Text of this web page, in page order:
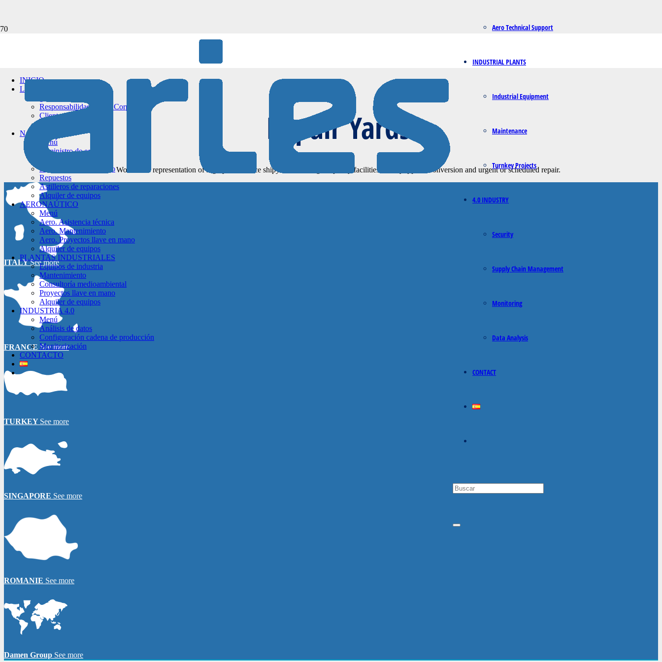
Aero Technical Support
INDUSTRIAL PLANTS
Industrial Equipment
Maintenance
Turnkey Projects
4.0 INDUSTRY
Security
Supply Chain Management
Monitoring
Data Analysis
CONTACT
INICIO
LA EMPRESA
Responsabilidad Social Corporativa
Clientes
NAVAL
Menú
Suministro de equipos
Proyectos llave en mano
Repuestos
Astilleros de reparaciones
Alquiler de equipos
AERONAÚTICO
Menú
Aero. Asistencia técnica
Aero. Mantenimiento
Aero. Proyectos llave en mano
Alquiler de equipos
PLANTAS INDUSTRIALES
Equipos de industria
Mantenimiento
Consultoría medioambiental
Proyectos llave en mano
Alquiler de equipos
INDUSTRIA 4.0
Menú
Análisis de datos
Configuración cadena de producción
Monitorización
CONTACTO
Repair Yards
Worldwide representation of high performance shipyards with high capacity facilities for any type of conversion and urgent or scheduled repair.
ITALY See more
FRANCE See more
TURKEY See more
SINGAPORE See more
ROMANIE See more
Damen Group See more